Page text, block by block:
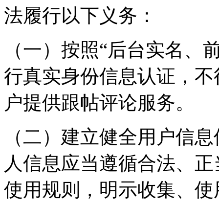
法履行以下义务：
（一）按照“后台实名、
行真实身份信息认证，
户提供跟帖评论服务。
（二）建立健全用户信
人信息应当遵循合法、
使用规则，明示收集、